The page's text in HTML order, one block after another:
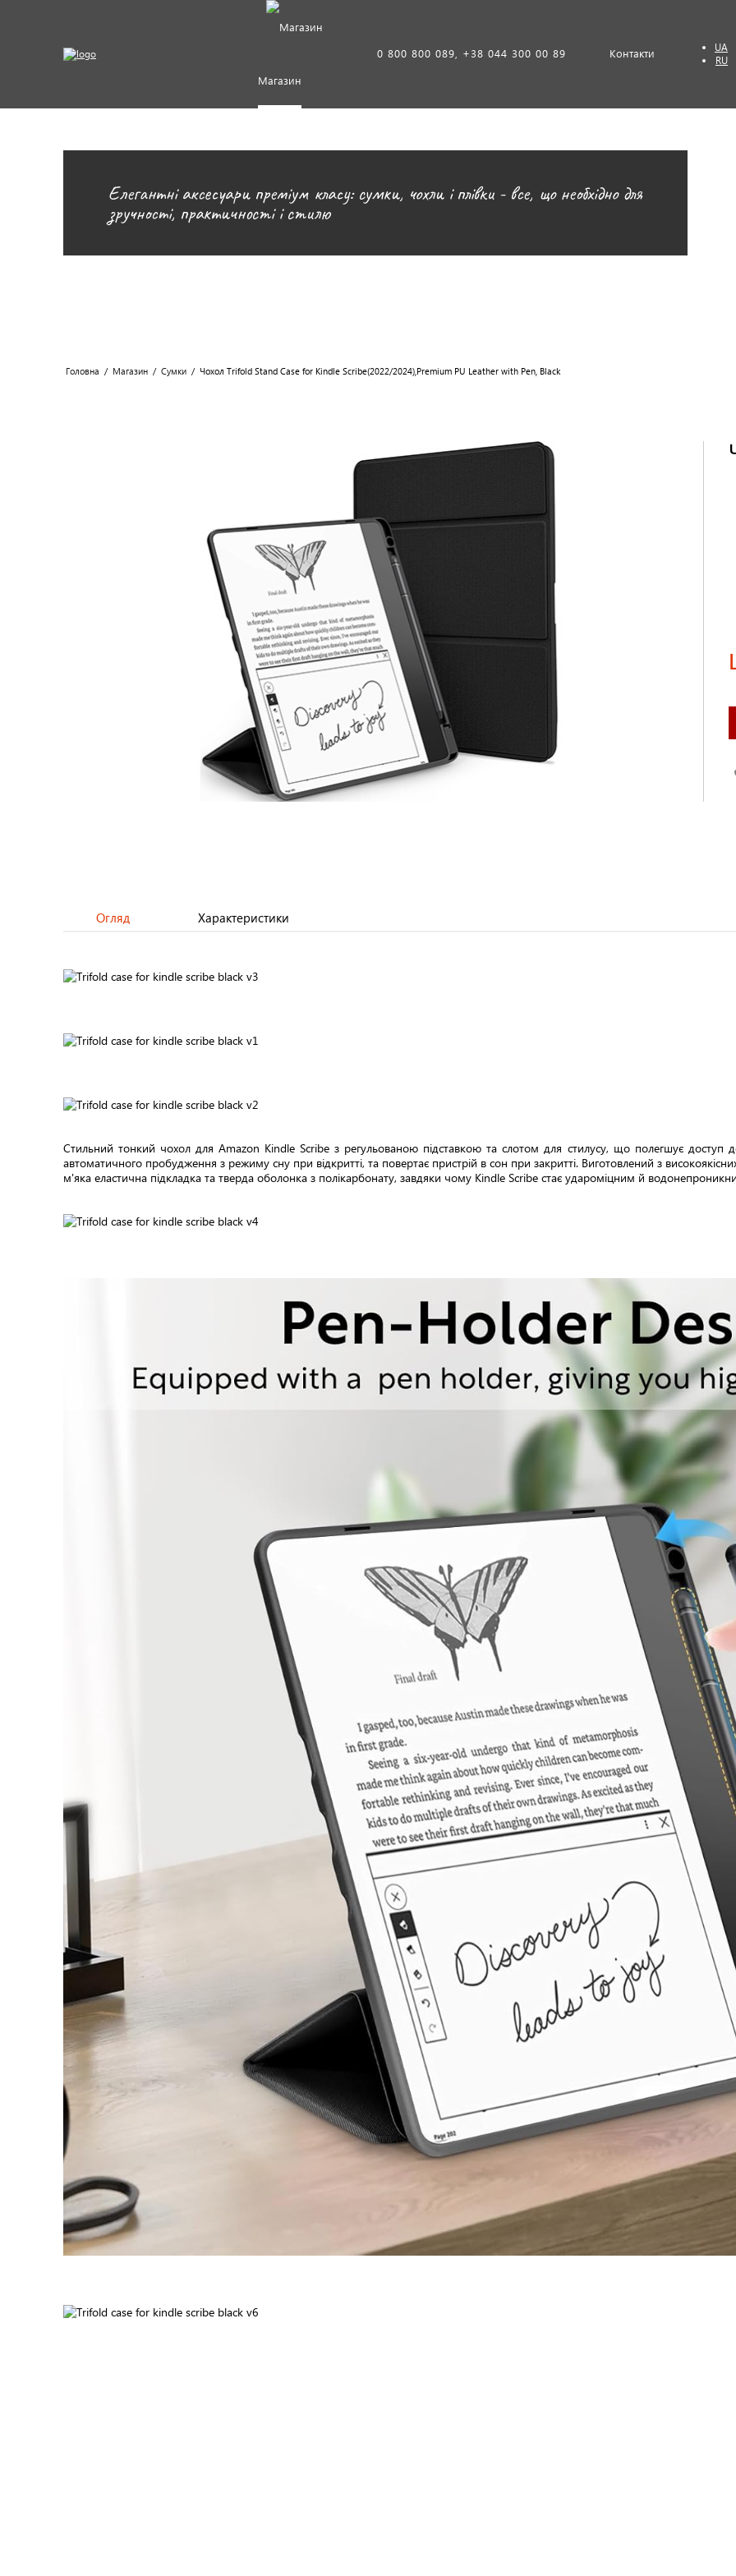
Магазин
0 800 800 089, +38 044 300 00 89 Контакти
UA
RU
Елегантні аксесуари преміум класу: сумки, чохли і плівки - все, що необхідно для
зручності, практичності і стилю
Головна / Магазин / Сумки / Чохол Trifold Stand Case for Kindle Scribe(2022/2024),Premium PU Leather with Pen, Black
Огляд Характеристики
Стильний тонкий чохол для Amazon Kindle Scribe з регульованою підставкою та слотом для стилусу, що полегшує доступ
автоматичного пробудження з режиму сну при відкритті, та повертає пристрій в сон при закритті. Виготовлений з
м'яка еластична підкладка та тверда оболонка з полікарбонату, завдяки чому Kindle Scribe стає удароміцним й